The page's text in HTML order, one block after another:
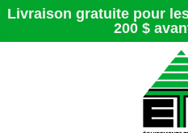
Livraison gratuite pour
200 $